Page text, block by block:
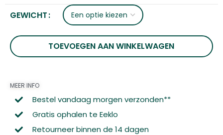
GEWICHT
TOEVOEGEN AAN WINKELWAGEN
MEER INFO
Bestel vandaag morgen verzonden**
Gratis ophalen te Eeklo
Retourneer binnen de 14 dagen